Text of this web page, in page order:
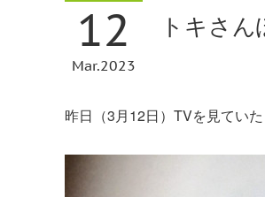
12
Mar 2023
トキさん
昨日（3月12日）TVを見てい